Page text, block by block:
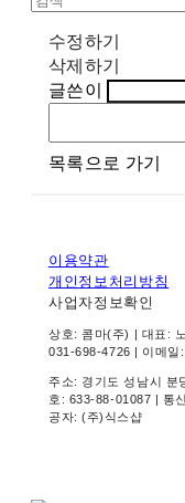
수정하기
삭제하기
글쓴이
목록으로 가기
이용약관
개인정보처리방침
사업자정보확인
상호: 콤마(주) | 대표:
031-698-4726 | 이메일
주소: 경기도 성남시 분
호: 633-88-01087 | 통
공자: (주)식스샵